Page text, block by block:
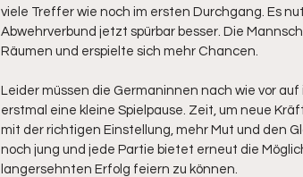
viele Treffer wie noch im ersten Durchgang. Es
Abwehrverbund jetzt spürbar besser. Die
Räumen und erspielte sich mehr Chancen.
Leider müssen die Germaninnen nach wie vor
erstmal eine kleine Spielpause. Zeit, um neue
mit der richtigen Einstellung, mehr Mut und den
noch jung und jede Partie bietet erneut die
langersehnten Erfolg feiern zu können.